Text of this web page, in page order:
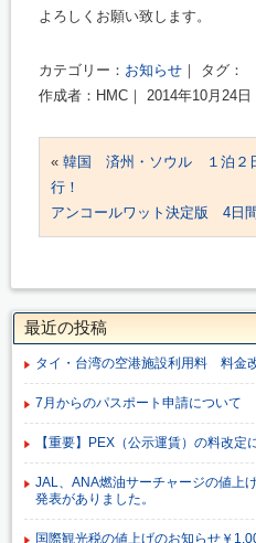
よろしくお願い致します。
カテゴリー： お知らせ ｜ タグ：
作成者：HMC｜ 2014年10月24日
« 韓国 済州・ソウル １泊２
行！
アンコールワット決定版 4日
最近の投稿
タイ・台湾の空港施設利用料 料金
7月からのパスポート申請について
【重要】PEX（公示運賃）の料改定
JAL、ANA燃油サーチャージの値上
発表がありました。
国際観光税の値上げのお知らせ￥